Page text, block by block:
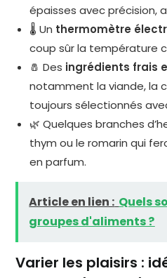
épaisses avec précision,
🌡️ Un thermomètre
coup sûr la température
🧂 Des ingrédients frais
notamment la viande, la
toujours sélectionnés
🌿 Quelques branches
thym ou le romarin qui
en parfum.
Article en lien : Quels
groupes d'aliments ?
Varier les plaisirs :